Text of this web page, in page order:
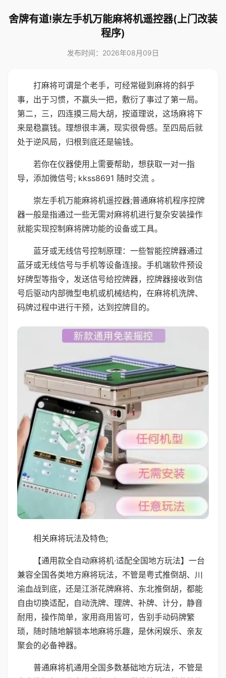
舍牌有道!崇左手机万能麻将机遥控器(上门改装
程序)
发布时间：2026年08月09日
打麻将可谓是个老手，可经常碰到麻将的斜乎
事，出于习惯，不赢头一把，敷衍了事过了第一局。
第二，三，四连摸三局大胡，按道理说，这场麻将下
来是稳赢钱。理想很丰满，现实很骨感。至四局后就
处于逆风局，归根到底还是输钱。
若你在仪器使用上需要帮助，想获取一对一指
导，添加微信号; kkss8691 随时交流 。
崇左手机万能麻将机遥控器;普通麻将机程序控牌
器一般是指通过一些无需对麻将机进行复杂安装操作
就能实现控制麻将牌功能的设备或工具。
蓝牙或无线信号控制原理：一些智能控牌器通过
蓝牙或无线信号与手机等设备连接。手机端软件预设
好牌型等指令，发送信号给控牌器，控牌器接收到信
号后驱动内部微型电机或机械结构，在麻将机洗牌、
码牌过程中进行干预，达到控牌目的。
相关麻将玩法及特色;
【通用款全自动麻将机·适配全国地方玩法】一台
兼容全国各类地方麻将玩法，不管是粤式推倒胡、川
渝血战到底，还是江浙花牌麻将、东北推倒胡，都能
自由切换适配，自动洗牌、理牌、补牌、计分，静音
耐用，操作简单，家用商用皆可，告别手动码牌繁
琐，随时随地解锁本地麻将乐趣，是休闲娱乐、亲友
聚会的必备神器。
普通麻将机通用全国多数基础地方玩法，不管是